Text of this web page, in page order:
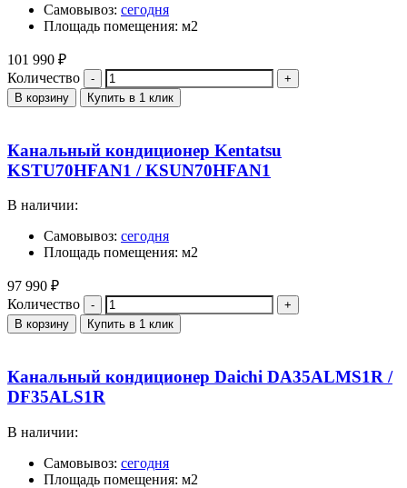
Самовывоз: сегодня
Площадь помещения: м2
101 990 ₽
Количество
В корзину Купить в 1 клик
Канальный кондиционер Kentatsu
KSTU70HFAN1 / KSUN70HFAN1
В наличии:
Самовывоз: сегодня
Площадь помещения: м2
97 990 ₽
Количество
В корзину Купить в 1 клик
Канальный кондиционер Daichi DA35ALMS1R /
DF35ALS1R
В наличии:
Самовывоз: сегодня
Площадь помещения: м2